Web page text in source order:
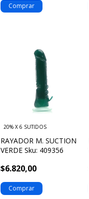
RAYADOR M. SUCTION
VERDE Sku: 409356
$6.820,00
20% X 6 SUTIDOS